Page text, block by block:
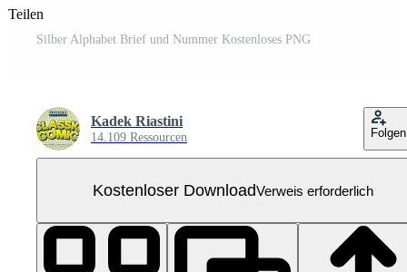
Teilen
Silber Alphabet Brief und Nummer Kostenloses PNG
Kadek Riastini
14.109 Ressourcen Folgen
Kostenloser DownloadVerweis erforderlich